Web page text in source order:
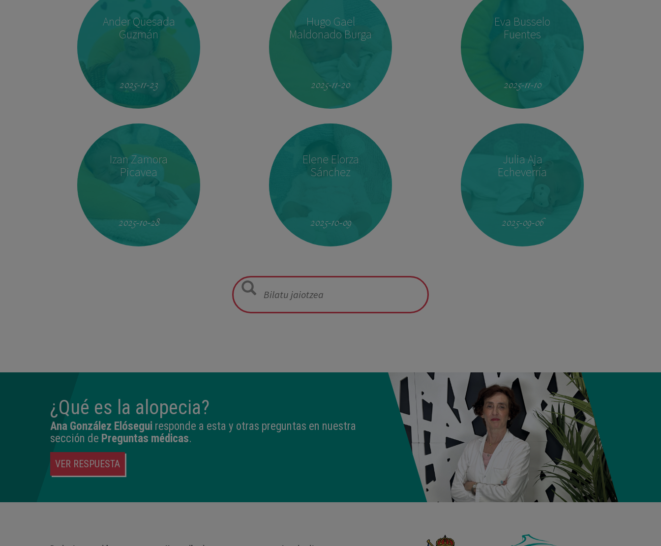
Ander Quesada
Guzmán
2025-11-23
Hugo Gael
Maldonado Burga
2025-11-20
Eva Busselo
Fuentes
2025-11-10
Izan Zamora
Picavea
2025-10-28
Elene Elorza
Sánchez
2025-10-09
Julia Aja
Echeverría
2025-09-06
¿Qué es la alopecia?
Ana González Elósegui responde a esta y otras preguntas en nuestra
sección de Preguntas médicas.
VER RESPUESTA